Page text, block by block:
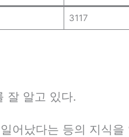
3117
잘 알고 있다.
어났다는 등의 지식을